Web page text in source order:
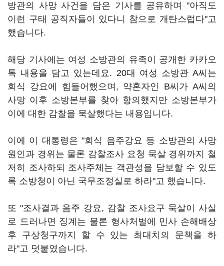
방관의 사망 사건을 담은 기사를 공유하며 "아직도
이런 구태 공직자들이 있다니 참으로 개탄스럽다"고
했습니다.
해당 기사에는 여성 소방관의 유족이 공개한 카카오
톡 내용을 담고 있는데요. 20대 여성 소방관 A씨는
회식 강요에 힘들어했으며, 약혼자인 B씨가 A씨의
사망 이후 소방본부를 찾아 항의했지만 소방본부가
이에 대한 감찰을 묵살했다는 내용입니다.
이에 이 대통령은 "회식 음주강요 등 소방관의 사망
원인과 경위는 물론 감찰조사 요청 묵살 경위까지 철
저히 조사하되 조사주체는 객관성을 담보할 수 있도
록 소방청이 아닌 국무조정실로 하라"고 했습니다.
또 "조사결과 음주 강요, 감찰 조사요구 묵살이 사실
로 드러나면 징계는 물론 형사처벌에 민사 손해배상
후 구상청구까지 할 수 있는 최대치의 문책을 하
라"고 덧붙였습니다.